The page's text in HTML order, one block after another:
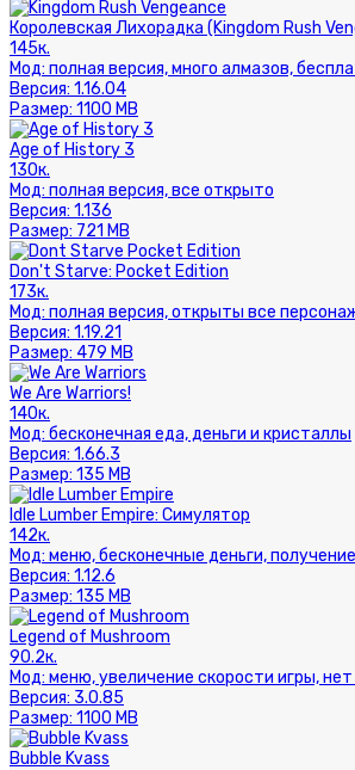
Королевская Лихорадка (Kingdom Rush
145к.
Мод: полная версия, много алмазов,
Версия: 1.16.04
Размер: 1100 MB
Age of History 3
130к.
Мод: полная версия, все открыто
Версия: 1.136
Размер: 721 MB
Don't Starve: Pocket Edition
173к.
Мод: полная версия, открыты все
Версия: 1.19.21
Размер: 479 MB
We Are Warriors!
140к.
Мод: бесконечная еда, деньги и кристаллы
Версия: 1.66.3
Размер: 135 MB
Idle Lumber Empire: Симулятор
142к.
Мод: меню, бесконечные деньги,
Версия: 1.12.6
Размер: 135 MB
Legend of Mushroom
90.2к.
Мод: меню, увеличение скорости игры,
Версия: 3.0.85
Размер: 1100 MB
Bubble Kvass